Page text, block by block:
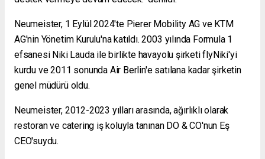
Neumeister, 1 Eylül 2024'te Pierer Mobility AG ve KTM
AG'nin Yönetim Kurulu'na katıldı. 2003 yılında Formula 1
efsanesi Niki Lauda ile birlikte havayolu şirketi flyNiki'yi
kurdu ve 2011 sonunda Air Berlin'e satılana kadar şirketin
genel müdürü oldu.
Neumeister, 2012-2023 yılları arasında, ağırlıklı olarak
restoran ve catering iş koluyla tanınan DO & CO'nun Eş
CEO'suydu.